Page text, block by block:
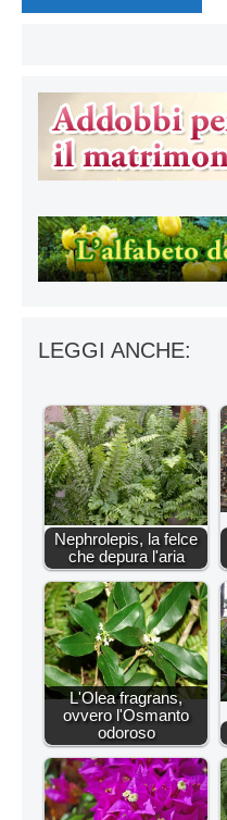
LEGGI ANCHE:
Nephrolepis, la felce
che depura l'aria
L'Olea fragrans,
ovvero l'Osmanto
odoroso